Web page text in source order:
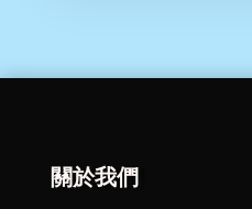
關於我們